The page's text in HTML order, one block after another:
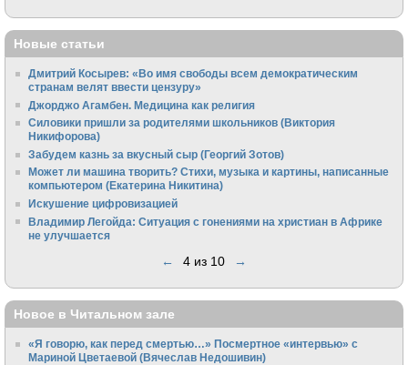
Новые статьи
Дмитрий Косырев: «Во имя свободы всем демократическим
странам велят ввести цензуру»
Джорджо Агамбен. Медицина как религия
Силовики пришли за родителями школьников (Виктория
Никифорова)
Забудем казнь за вкусный сыр (Георгий Зотов)
Может ли машина творить? Стихи, музыка и картины, написанные
компьютером (Екатерина Никитина)
Искушение цифровизацией
Владимир Легойда: Ситуация с гонениями на христиан в Африке
не улучшается
← 4 из 10 →
Новое в Читальном зале
«Я говорю, как перед смертью…» Посмертное «интервью» с
Мариной Цветаевой (Вячеслав Недошивин)